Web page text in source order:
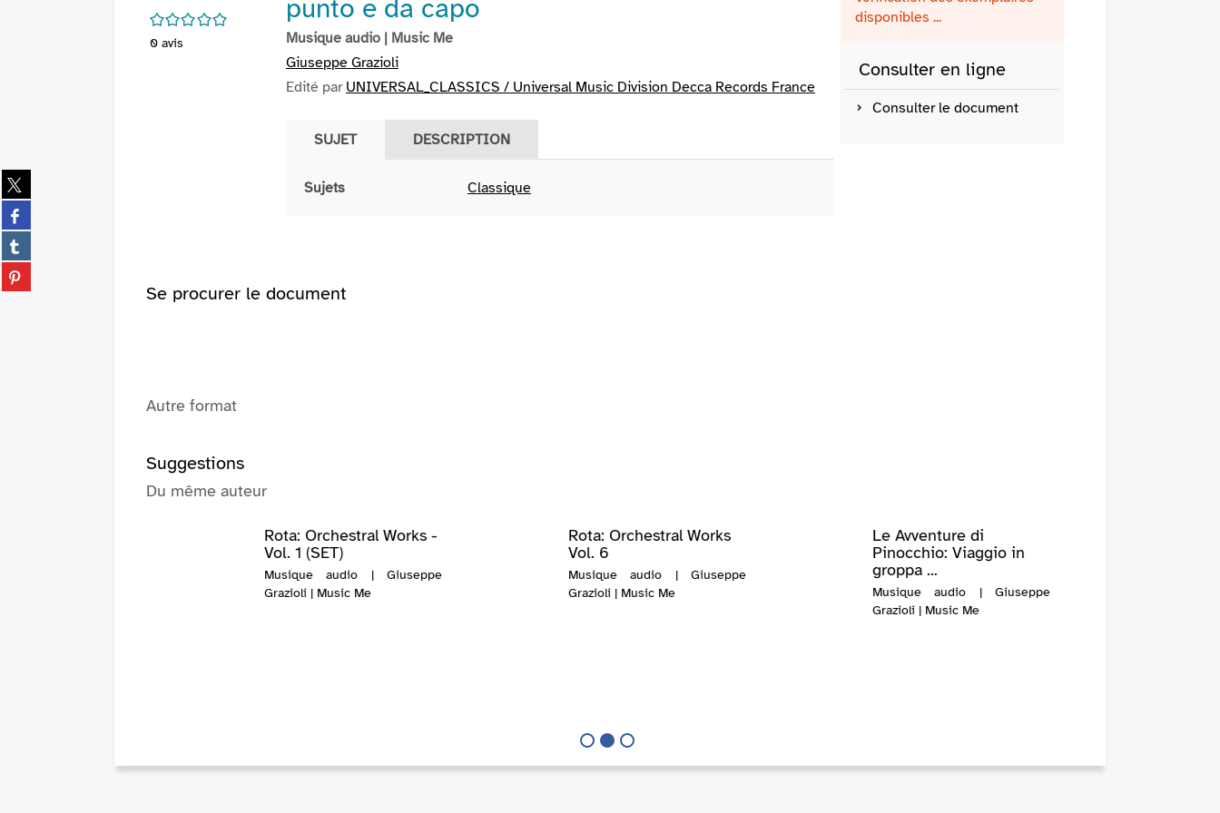
Partager
sur
twitter
(Nouvelle
fenêtre)
Partager
sur
facebook
(Nouvelle
fenêtre)
Partager
sur
tumblr
Partager
sur
/5
0 avis
punto e da capo
Musique audio | Music Me
Giuseppe Grazioli
Edité par UNIVERSAL_CLASSICS / Universal Music Division Decca Records France
SUJET DESCRIPTION
Sujets Classique
disponibles ...
Consulter en ligne
Consulter le document
Se procurer le document
Autre format
Suggestions
Du même auteur
Rota: Orchestral Works
Vol. 6
Musique audio | Giuseppe
Grazioli | Music Me
Le Avventure di
Pinocchio: Viaggio in
groppa ...
Musique audio | Giuseppe
Grazioli | Music Me
Rota: Orchestral Works -
Vol. 1 (SET)
Musique audio | Giuseppe
Grazioli | Music Me